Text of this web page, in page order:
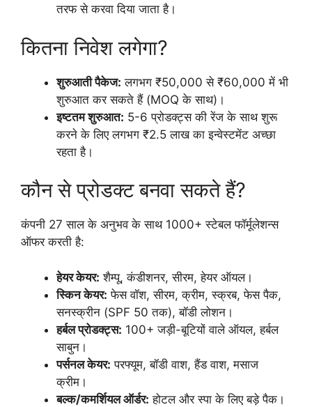
तरफ से करवा दिया जाता है।
कितना निवेश लगेगा?
शुरुआती पैकेज: लगभग ₹50,000 से ₹60,000 में भी
शुरुआत कर सकते हैं (MOQ के साथ)।
इष्टतम शुरुआत: 5-6 प्रोडक्ट्स की रेंज के साथ शुरू
करने के लिए लगभग ₹2.5 लाख का इन्वेस्टमेंट अच्छा
रहता है।
कौन से प्रोडक्ट बनवा सकते हैं?
कंपनी 27 साल के अनुभव के साथ 1000+ स्टेबल फॉर्मूलेशन्स
ऑफर करती है:
हेयर केयर: शैम्पू, कंडीशनर, सीरम, हेयर ऑयल।
स्किन केयर: फेस वॉश, सीरम, क्रीम, स्क्रब, फेस पैक,
सनस्क्रीन (SPF 50 तक), बॉडी लोशन।
हर्बल प्रोडक्ट्स: 100+ जड़ी-बूटियों वाले ऑयल, हर्बल
साबुन।
पर्सनल केयर: परफ्यूम, बॉडी वाश, हैंड वाश, मसाज
क्रीम।
बल्क/कमर्शियल ऑर्डर: होटल और स्पा के लिए बड़े पैक।